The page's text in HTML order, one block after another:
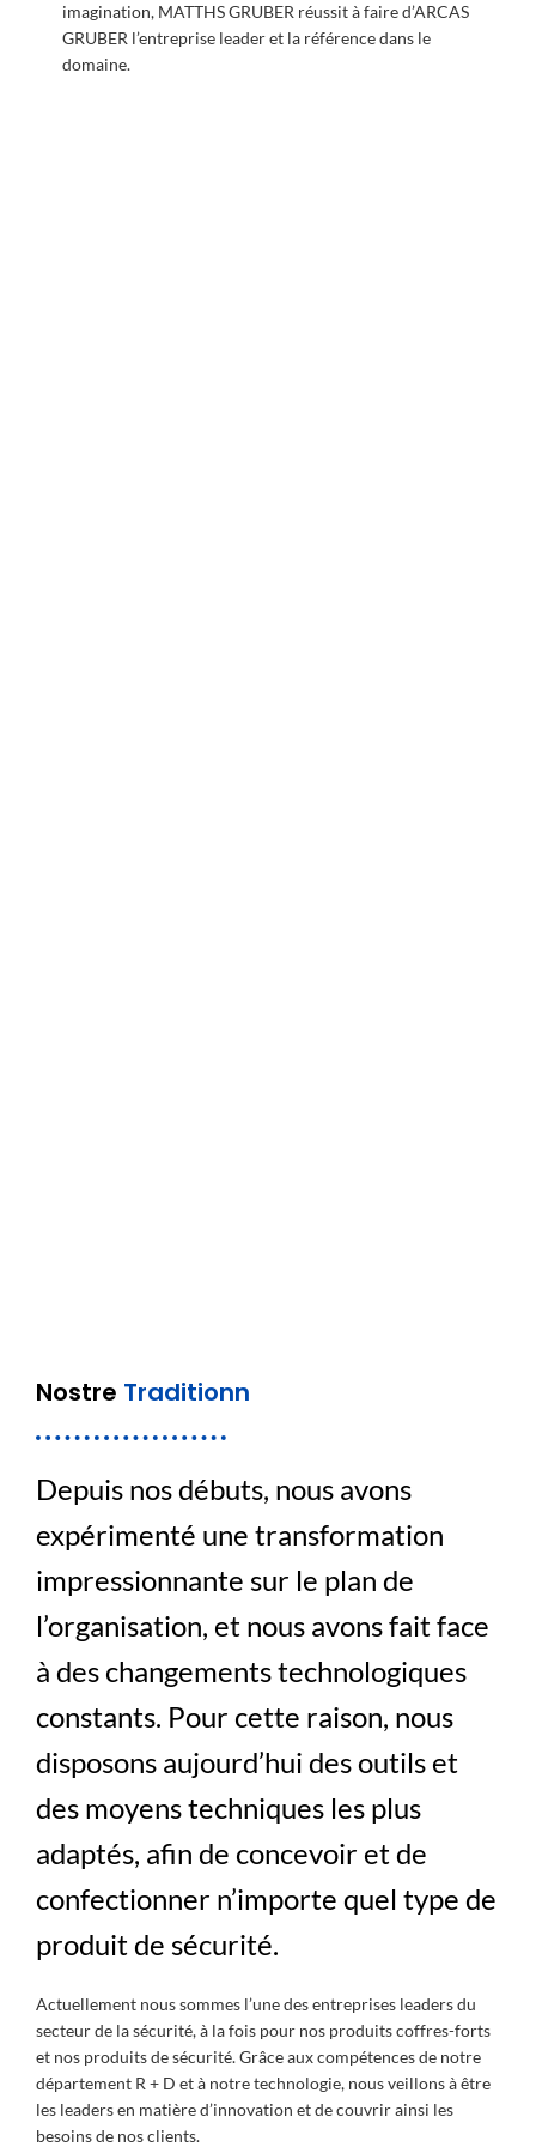
imagination, MATTHS GRUBER réussit à faire d’ARCAS
GRUBER l’entreprise leader et la référence dans le
domaine.
Nostre Traditionn
Depuis nos débuts, nous avons
expérimenté une transformation
impressionnante sur le plan de
l’organisation, et nous avons fait face
à des changements technologiques
constants. Pour cette raison, nous
disposons aujourd’hui des outils et
des moyens techniques les plus
adaptés, afin de concevoir et de
confectionner n’importe quel type de
produit de sécurité.
Actuellement nous sommes l’une des entreprises leaders du
secteur de la sécurité, à la fois pour nos produits coffres-forts
et nos produits de sécurité. Grâce aux compétences de notre
département R + D et à notre technologie, nous veillons à être
les leaders en matière d’innovation et de couvrir ainsi les
besoins de nos clients.